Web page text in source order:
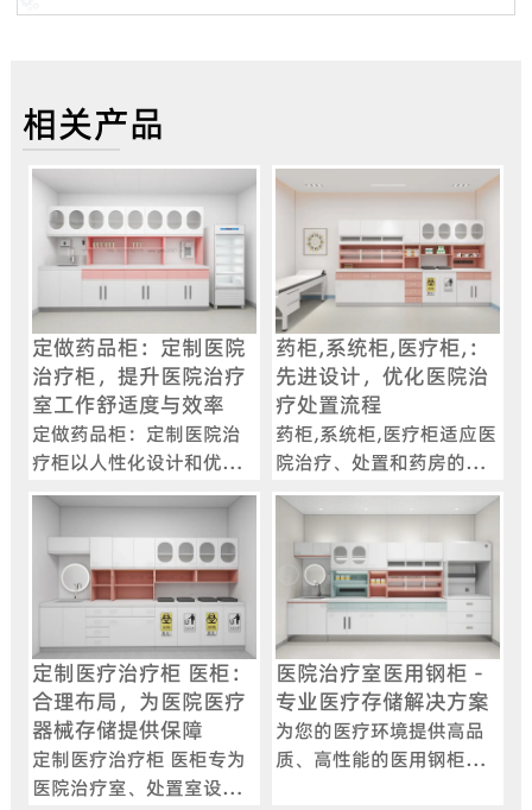
相关产品
定做药品柜：定制医院
治疗柜，提升医院治疗
室工作舒适度与效率
定做药品柜：定制医院治
疗柜以人性化设计和优质
品质，适应医院药房需
求，助力打造良好医院环
境。
药柜,系统柜,医疗柜,：
先进设计，优化医院治
疗处置流程
药柜,系统柜,医疗柜适应医
院治疗、处置和药房的环
境需求，优化流程提升医
护效率。
定制医疗治疗柜 医柜：
合理布局，为医院医疗
器械存储提供保障
定制医疗治疗柜 医柜专为
医院治疗室、处置室设
医院治疗室医用钢柜 -
专业医疗存储解决方案
为您的医疗环境提供高品
质、高性能的医用钢柜，